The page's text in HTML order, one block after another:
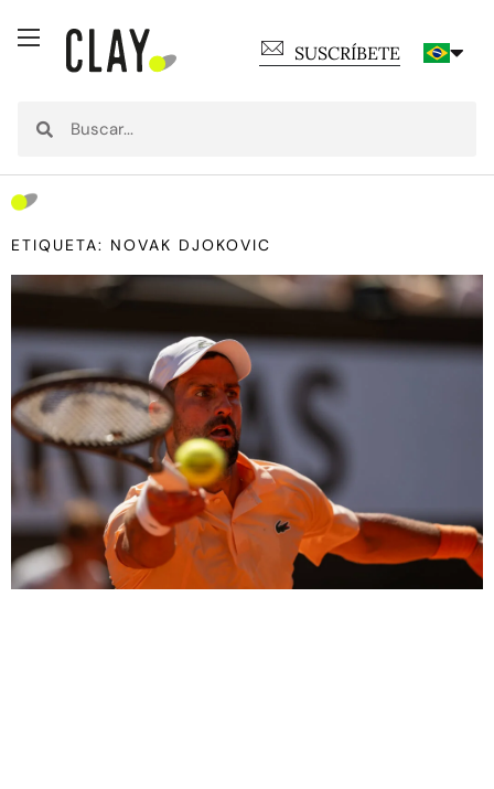
SUSCRÍBETE
ETIQUETA: NOVAK DJOKOVIC